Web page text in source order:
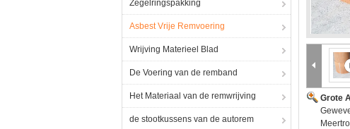
Zegelringspakking
Asbest Vrije Remvoering
Wrijving Materieel Blad
De Voering van de remband
Het Materiaal van de remwrijving
de stootkussens van de autorem
Grote